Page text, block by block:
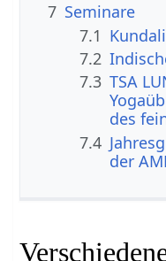
7 Seminare
7.1
7.2
7.3 TSA
des
7.4
der